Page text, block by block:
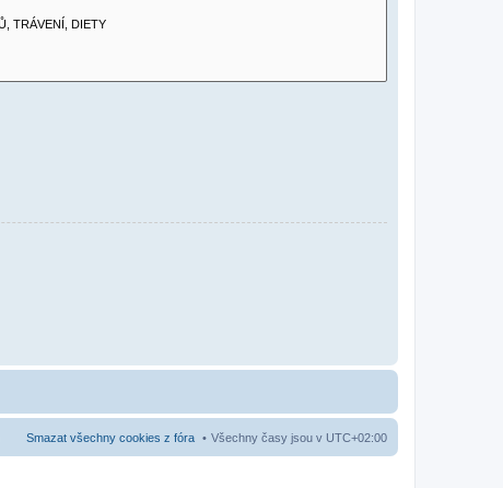
Všechny časy jsou v UTC+02:00
Smazat všechny cookies z fóra